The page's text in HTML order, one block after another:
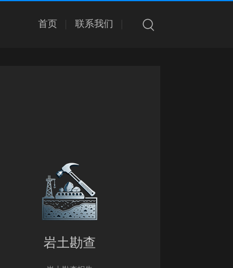
首页 联系我们
岩土勘查